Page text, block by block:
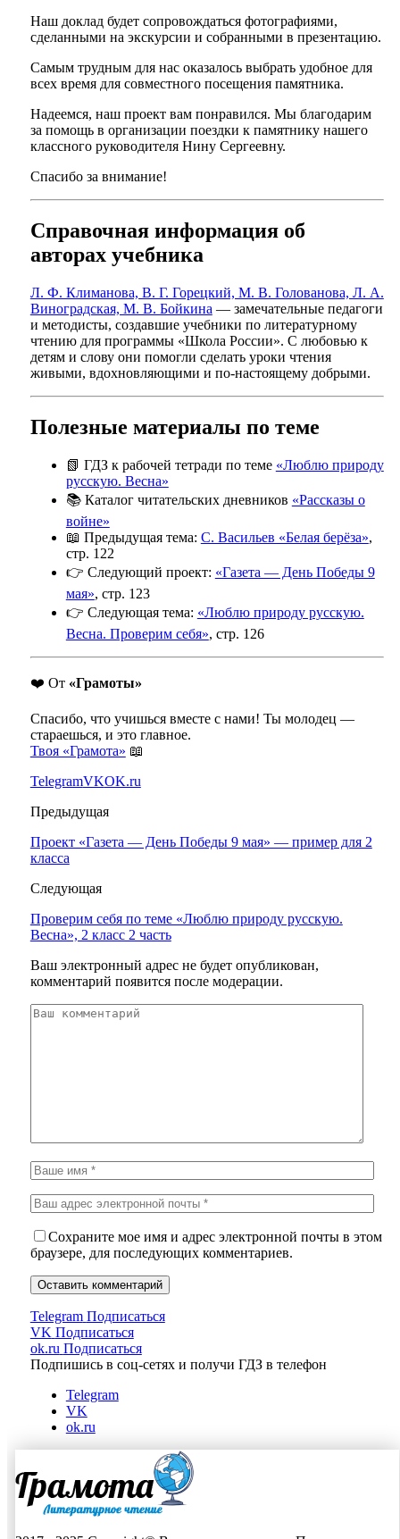
Наш доклад будет сопровождаться фотографиями,
сделанными на экскурсии и собранными в презентацию.
Самым трудным для нас оказалось выбрать удобное для
всех время для совместного посещения памятника.
Надеемся, наш проект вам понравился. Мы благодарим
за помощь в организации поездки к памятнику нашего
классного руководителя Нину Сергеевну.
Спасибо за внимание!
Справочная информация об
авторах учебника
Л. Ф. Климанова, В. Г. Горецкий, М. В. Голованова, Л. А.
Виноградская, М. В. Бойкина — замечательные педагоги
и методисты, создавшие учебники по литературному
чтению для программы «Школа России». С любовью к
детям и слову они помогли сделать уроки чтения
живыми, вдохновляющими и по-настоящему добрыми.
Полезные материалы по теме
📗 ГДЗ к рабочей тетради по теме «Люблю природу
русскую. Весна»
📚 Каталог читательских дневников «Рассказы о
войне»
📖 Предыдущая тема: С. Васильев «Белая берёза»,
стр. 122
👉 Следующий проект: «Газета — День Победы 9
мая», стр. 123
👉 Следующая тема: «Люблю природу русскую.
Весна. Проверим себя», стр. 126
❤️ От «Грамоты»
Спасибо, что учишься вместе с нами! Ты молодец —
стараешься, и это главное.
Твоя «Грамота» 📖
TelegramVKOK.ru
Предыдущая
Проект «Газета — День Победы 9 мая» — пример для 2
класса
Следующая
Проверим себя по теме «Люблю природу русскую.
Весна», 2 класс 2 часть
Ваш электронный адрес не будет опубликован,
комментарий появится после модерации.
Сохраните мое имя и адрес электронной почты в этом
браузере, для последующих комментариев.
Telegram Подписаться
VK Подписаться
ok.ru Подписаться
Подпишись в соц-сетях и получи ГДЗ в телефон
Telegram
VK
ok.ru